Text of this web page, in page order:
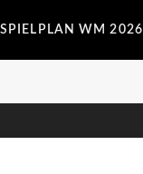
SPIELPLAN WM 2026